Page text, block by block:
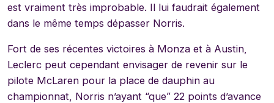
est vraiment très improbable. Il lui faudrait également
dans le même temps dépasser Norris.
Fort de ses récentes victoires à Monza et à Austin,
Leclerc peut cependant envisager de revenir sur le
pilote McLaren pour la place de dauphin au
championnat, Norris n’ayant “que” 22 points d’avance